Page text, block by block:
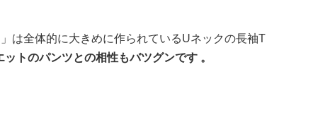
は全体的に大きめに作られているUネックの長袖T
トのパンツとの相性もバツグンです 。